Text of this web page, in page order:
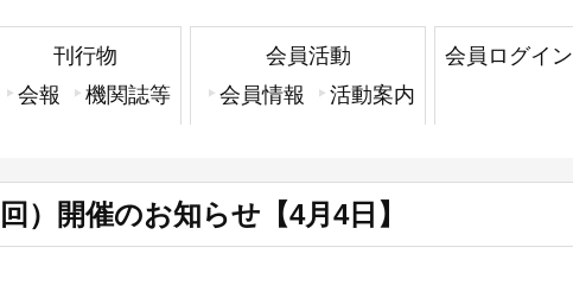
刊行物
会報
機関誌等
会員活動
会員情報
活動案内
会員ログイン
）開催のお知らせ【4月4日】